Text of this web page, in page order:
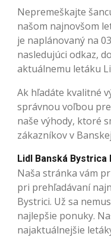
Nepremeškajte
našom najnovšom
je naplánovaný na
nasledujúci odkaz,
aktuálnemu letáku
Ak hľadáte kvalitné
správnou voľbou
naše výhody, ktoré
zákazníkov v
Lidl Banská
Naša stránka vám
pri prehľadávaní
Bystrici. Už sa
najlepšie ponuky.
najaktuálnejšie